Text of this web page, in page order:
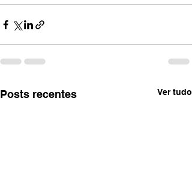
Posts recentes Ver tudo